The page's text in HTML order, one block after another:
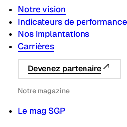
Notre vision
Indicateurs de performance
Nos implantations
Carrières
Devenez partenaire
Notre magazine
Le mag SGP